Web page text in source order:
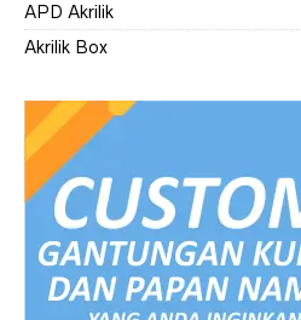
APD Akrilik
Akrilik Box